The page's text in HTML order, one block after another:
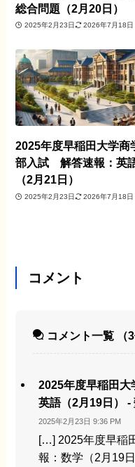
総合問題（2月20日）
2025年2月23日 2026年7月18日
2025年度早稲田大学商
部入試 解答速報：英
（2月21日）
2025年2月23日 2026年7月18日
コメント
コメント一覧 （
2025年度早稲田
英語（2月19日） -
2025年2月23日 9:36 PM
[…] 2025年度早稲
報：数学（2月19